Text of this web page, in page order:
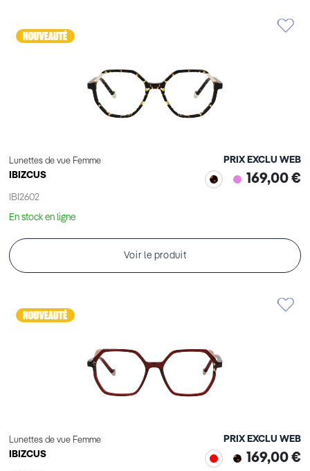
Lunettes de vue Femme
IBIZCUS
IBI2602
PRIX EXCLU WEB
169,00 €
En stock en ligne
Voir le produit
Lunettes de vue Femme
IBIZCUS
PRIX EXCLU WEB
169,00 €